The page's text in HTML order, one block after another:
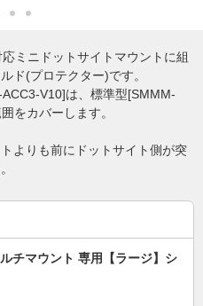
ミニドットサイトマウントに組
ド(プロテクター)です。
V10]は、標準型[SMMM-
をカバーします。
よりも前にドットサイト側が突
チマウント 専用【ラージ】シ